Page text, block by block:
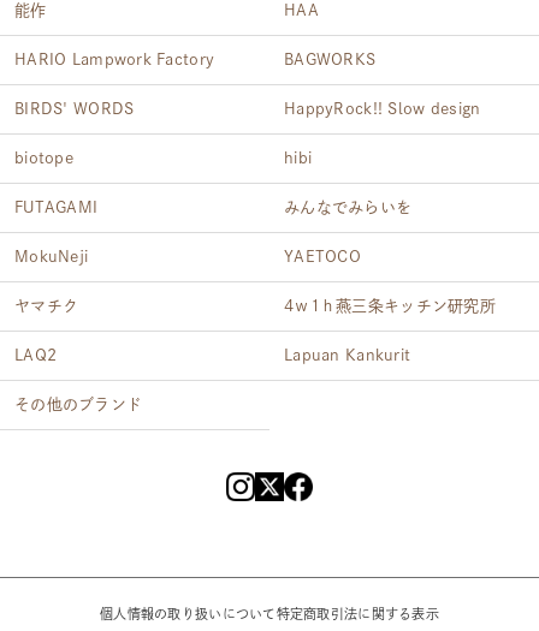
能作 HAA
HARIO Lampwork Factory BAGWORKS
BIRDS' WORDS HappyRock!! Slow design
biotope hibi
FUTAGAMI みんなでみらいを
MokuNeji YAETOCO
ヤマチク 4ｗ1ｈ燕三条キッチン研究所
LAQ2 Lapuan Kankurit
その他のブランド
個人情報の取り扱いについて特定商取引法に関する表示